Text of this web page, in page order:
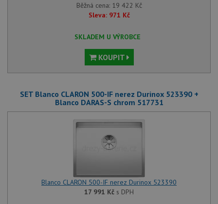
Běžná cena: 19 422 Kč
Sleva: 971 Kč
SKLADEM U VÝROBCE
KOUPIT
SET Blanco CLARON 500-IF nerez Durinox 523390 +
Blanco DARAS-S chrom 517731
Blanco CLARON 500-IF nerez Durinox 523390
17 991 Kč s DPH